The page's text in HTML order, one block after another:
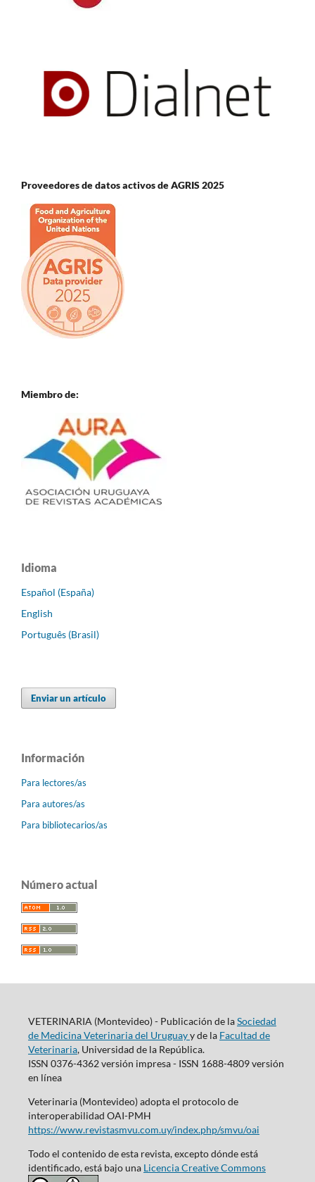
Proveedores de datos activos de AGRIS 2025
Miembro de:
Idioma
Español (España)
English
Português (Brasil)
Enviar un artículo
Información
Para lectores/as
Para autores/as
Para bibliotecarios/as
Número actual
VETERINARIA (Montevideo) - Publicación de laSociedad
de Medicina Veterinaria del Uruguayy de la Facultad de
Veterinaria, Universidad de la República.
ISSN 0376-4362 versión impresa - ISSN 1688-4809 versión
en línea
Veterinaria (Montevideo) adopta el protocolo de
interoperabilidad OAI-PMH
https://www.revistasmvu.com.uy/index.php/smvu/oai
Todo el contenido de esta revista, excepto dónde está
identificado, está bajo una Licencia Creative Commons